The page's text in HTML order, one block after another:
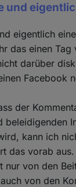
und
eigentlich
das einen Tag
darüber
Facebook
der
beleidigenden
kann ich
das vorab aus.
nur von den
von den